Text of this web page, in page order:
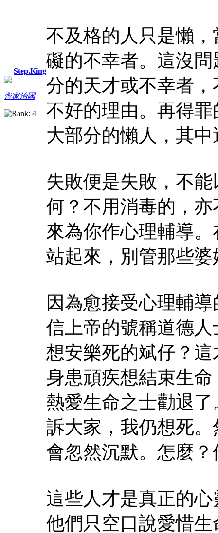
Step.King
齊家治國
不及格的人只是懶
礙的不幸者。這沒
分的天才或不幸者
不好的理由。再得
大部分的懶人，其
失敗便是失敗，不
何？不用消毒的，
來為你作心理輔導
站起來，別管那些
因為愈接受心理輔
信上帝的號稱道德
想安樂死的斌仔？
身患頑疾想結束生
熱愛生命之士勸退
訴大家，我仍想死
會忽然沉默。怎麼
這些人才是真正的
他們只空口說愛惜